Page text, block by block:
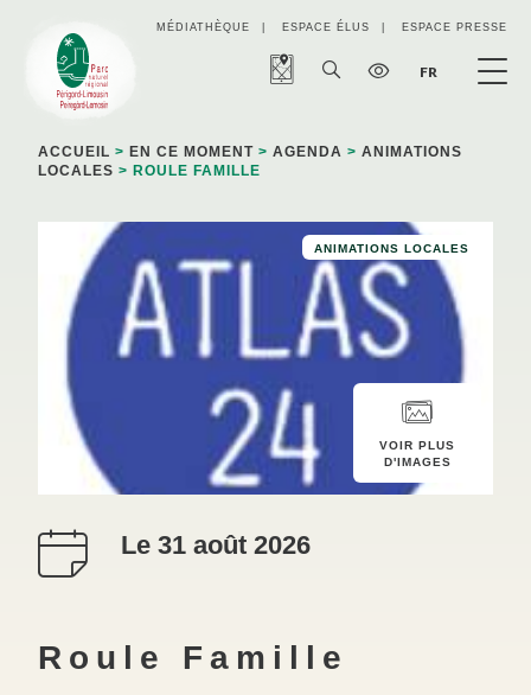
MÉDIATHÈQUE ESPACE ÉLUS ESPACE PRESSE
FR
ACCUEIL > EN CE MOMENT > AGENDA > ANIMATIONS
LOCALES > ROULE FAMILLE
ANIMATIONS LOCALES
VOIR PLUS
D'IMAGES
Le 31 août 2026
Roule Famille